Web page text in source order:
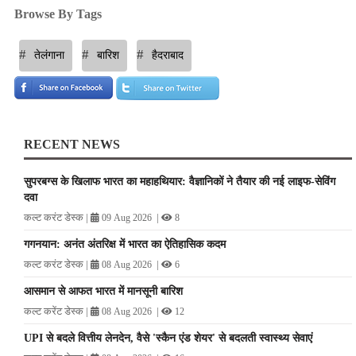
Browse By Tags
# तेलंगाना # बारिश # हैदराबाद
RECENT NEWS
​सुपरबग्स के खिलाफ भारत का महाहथियार: वैज्ञानिकों ने तैयार की नई लाइफ-सेविंग
दवा
कल्ट करंट डेस्क| 09 Aug 2026| 8
गगनयान: अनंत अंतरिक्ष में भारत का ऐतिहासिक कदम
कल्ट करंट डेस्क| 08 Aug 2026| 6
आसमान से आफत भारत में मानसूनी बारिश
कल्ट करेंट डेस्क| 08 Aug 2026| 12
UPI से बदले वित्तीय लेनदेन, वैसे 'स्कैन एंड शेयर' से बदलती स्वास्थ्य सेवाएं